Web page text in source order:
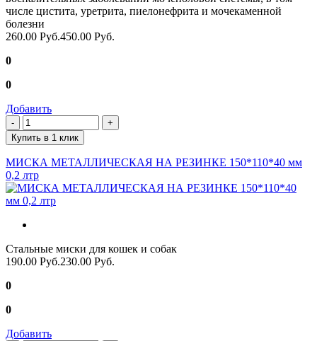
числе цистита, уретрита, пиелонефрита и мочекаменной
болезни
260.00 Руб.450.00 Руб.
0
0
Добавить
Купить в 1 клик
МИСКА МЕТАЛЛИЧЕСКАЯ НА РЕЗИНКЕ 150*110*40 мм
0,2 лтр
Стальные миски для кошек и собак
190.00 Руб.230.00 Руб.
0
0
Добавить